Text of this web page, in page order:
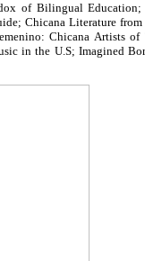
of Bilingual
Chicana Literature
Chicana Artists of
in the U.S; Imagined